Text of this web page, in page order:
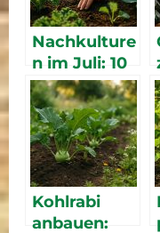
Nachkulture
n im Juli: 10
Gemüse für
Herbst und
Winter
Kohlrabi
anbauen: